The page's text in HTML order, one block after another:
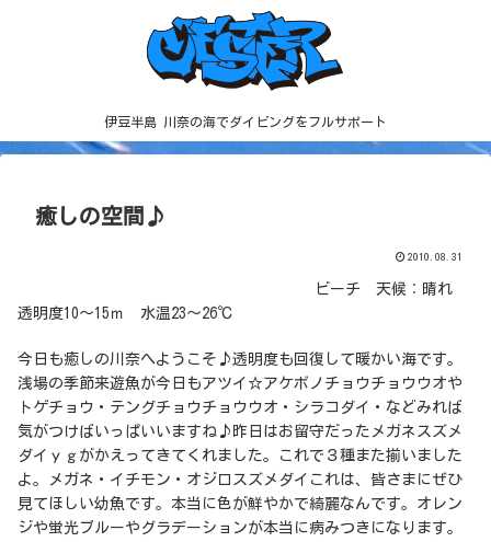
伊豆半島 川奈の海でダイビングをフルサポート
癒しの空間♪
2010.08.31
ビーチ 天候：晴れ
透明度10～15ｍ 水温23～26℃
今日も癒しの川奈へようこそ♪透明度も回復して暖かい海です。
浅場の季節来遊魚が今日もアツイ☆アケボノチョウチョウウオや
トゲチョウ・テングチョウチョウウオ・シラコダイ・などみれば
気がつけばいっぱいいますね♪昨日はお留守だったメガネスズメ
ダイｙｇがかえってきてくれました。これで３種また揃いました
よ。メガネ・イチモン・オジロスズメダイこれは、皆さまにぜひ
見てほしい幼魚です。本当に色が鮮やかで綺麗なんです。オレン
ジや蛍光ブルーやグラデーションが本当に病みつきになります。